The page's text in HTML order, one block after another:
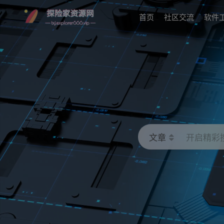
首页 社区交流 软件
文章 开启精彩